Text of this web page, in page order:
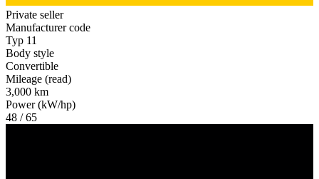
Private seller
Manufacturer code
Typ 11
Body style
Convertible
Mileage (read)
3,000 km
Power (kW/hp)
48 / 65